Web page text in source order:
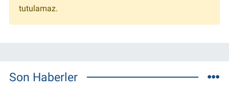
tutulamaz.
Son Haberler